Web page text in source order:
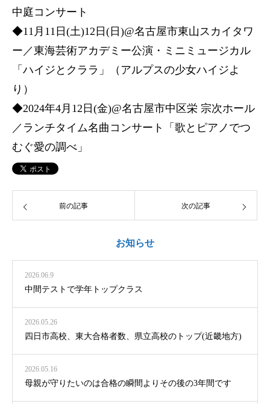
中庭コンサート
◆11月11日(土)12日(日)@名古屋市東山スカイタワ
ー／東海芸術アカデミー公演・ミニミュージカル
「ハイジとクララ」（アルプスの少女ハイジよ
り）
◆2024年4月12日(金)@名古屋市中区栄 宗次ホール
／ランチタイム名曲コンサート「歌とピアノでつ
むぐ愛の調べ」
前の記事 次の記事
お知らせ
2026.06.9
中間テストで学年トップクラス
2026.05.26
四日市高校、東大合格者数、県立高校のトップ(近畿地方)
2026.05.16
母親が守りたいのは合格の瞬間よりその後の3年間です